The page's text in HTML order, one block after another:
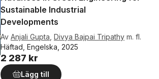
Sustainable Industrial
Developments
Av Anjali Gupta Divya Bajpai Tripathy m. fl.
Häftad, Engelska, 2025
2 287 kr
Lägg till